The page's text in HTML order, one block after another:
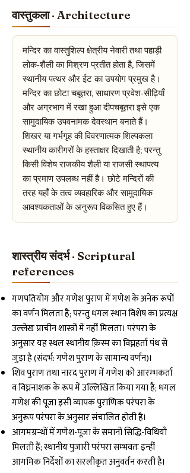
वास्तुकला · Architecture
मन्दिर का वास्तुशिल्प क्षेत्रीय नेवारी तथा पहाड़ी
लोक-शैली का मिश्रण प्रतीत होता है, जिसमें
स्थानीय पत्थर और ईट का उपयोग प्रमुख है।
मन्दिर का छोटा चबूतरा, साधारण प्रवेश-सीढ़ियाँ
और अग्रभाग में रखा हुआ दीपचबूतरा इसे एक
सामुदायिक उपवनामक देवस्थान बनाते हैं।
शिखर या गर्भगृह की विवरणात्मक शिल्पकला
स्थानीय कारीगरों के हस्ताक्षर दिखाती है; परन्तु
किसी विशेष राजकीय शैली या राजसी स्थापत्य
का प्रमाण उपलब्ध नहीं है। छोटे मन्दिरों की
तरह यहाँ के तत्व व्यवहारिक और सामुदायिक
आवश्यकताओं के अनुरूप विकसित हुए हैं।
शास्त्रीय संदर्भ · Scriptural
references
गणपतियोग और गणेश पुराण में गणेश के अनेक रूपों
का वर्णन मिलता है; परन्तु धगल स्थान विशेष का प्रत्यक्ष
उल्लेख प्राचीन शास्त्रों में नहीं मिलता। परंपरा के
अनुसार यह स्थल स्थानीय क़िस्म का विघ्नहर्ता पंथ से
जुड़ा है (संदर्भ: गणेश पुराण के सामान्य वर्णन)।
शिव पुराण तथा नारद पुराण में गणेश को आरम्भकर्ता
व विघ्ननाशक के रूप में उल्लिखित किया गया है; धगल
गणेश की पूजा इसी व्यापक पुराणिक परंपरा के
अनुरूप परंपरा के अनुसार संचालित होती है।
आगमग्रन्थों में गणेश-पूजा के समानों सिद्धि-विधियाँ
मिलती हैं; स्थानीय पुजारी परंपरा सम्भवतः इन्हीं
आगमिक निर्देशों का सरलीकृत अनुवर्तन करती है।